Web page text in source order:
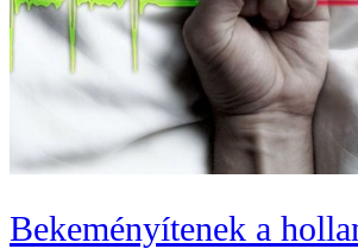
Bekeményítenek a